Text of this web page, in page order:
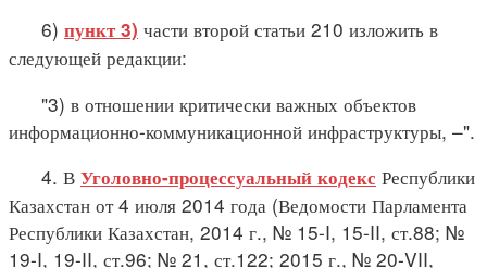
6) пункт 3) части второй статьи 210 изложить в
следующей редакции:
"3) в отношении критически важных объектов
информационно-коммуникационной инфраструктуры, –".
4. В Уголовно-процессуальный кодекс Республики
Казахстан от 4 июля 2014 года (Ведомости Парламента
Республики Казахстан, 2014 г., № 15-I, 15-II, ст.88; №
19-I, 19-II, ст.96; № 21, ст.122; 2015 г., № 20-VII,